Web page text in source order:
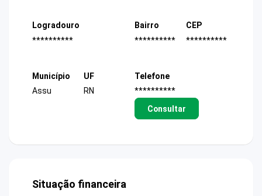
Logradouro
**********
Bairro
**********
CEP
**********
Município
Assu
UF
RN
Telefone
**********
Consultar
Situação financeira